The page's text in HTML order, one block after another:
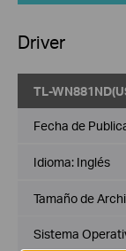
Driver
TL-
Fecha de
Idioma: Inglés
Tamaño de
Sistema